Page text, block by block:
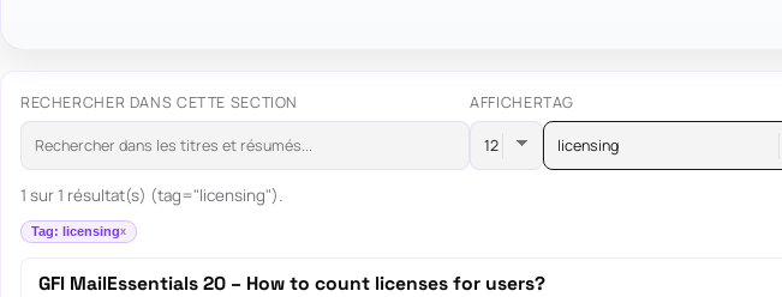
RECHERCHER DANS CETTE SECTION AFFICHERTAG
licensing
1 sur 1 résultat(s) (tag="licensing").
Tag: licensing
GFI MailEssentials 20 – How to count licenses for users?